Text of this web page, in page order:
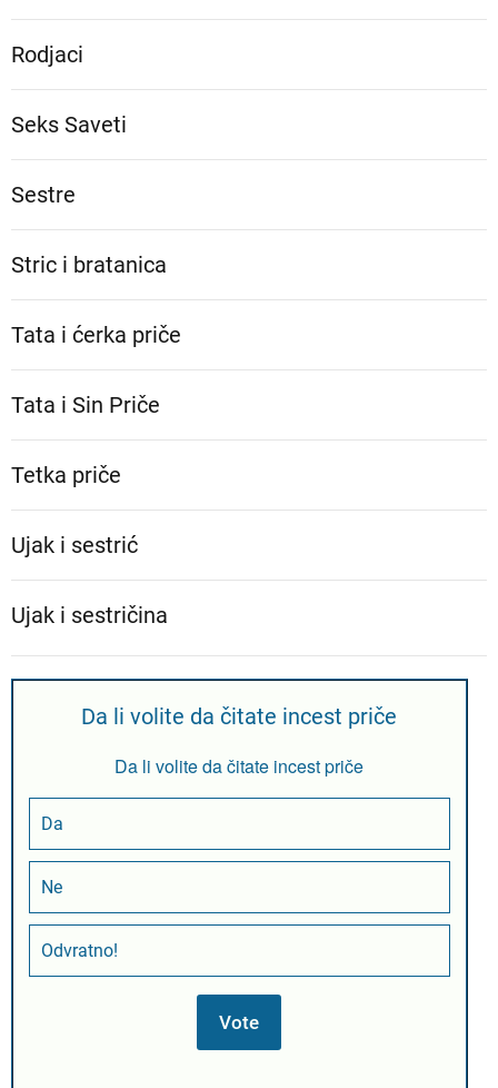
Rodjaci
Seks Saveti
Sestre
Stric i bratanica
Tata i ćerka priče
Tata i Sin Priče
Tetka priče
Ujak i sestrić
Ujak i sestričina
Da li volite da čitate incest priče
Da li volite da čitate incest priče
Da
Ne
Odvratno!